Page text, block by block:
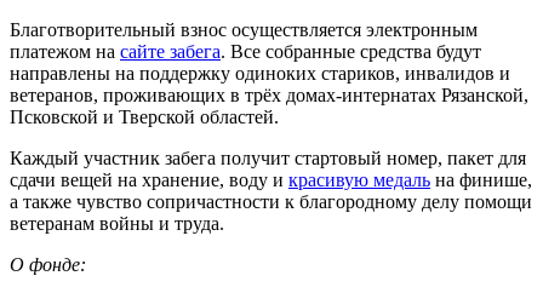
Благотворительный взнос осуществляется электронным
платежом на сайте забега. Все собранные средства будут
направлены на поддержку одиноких стариков, инвалидов и
ветеранов, проживающих в трёх домах-интернатах Рязанской,
Псковской и Тверской областей.
Каждый участник забега получит стартовый номер, пакет для
сдачи вещей на хранение, воду и красивую медаль на финише,
а также чувство сопричастности к благородному делу помощи
ветеранам войны и труда.
О фонде: